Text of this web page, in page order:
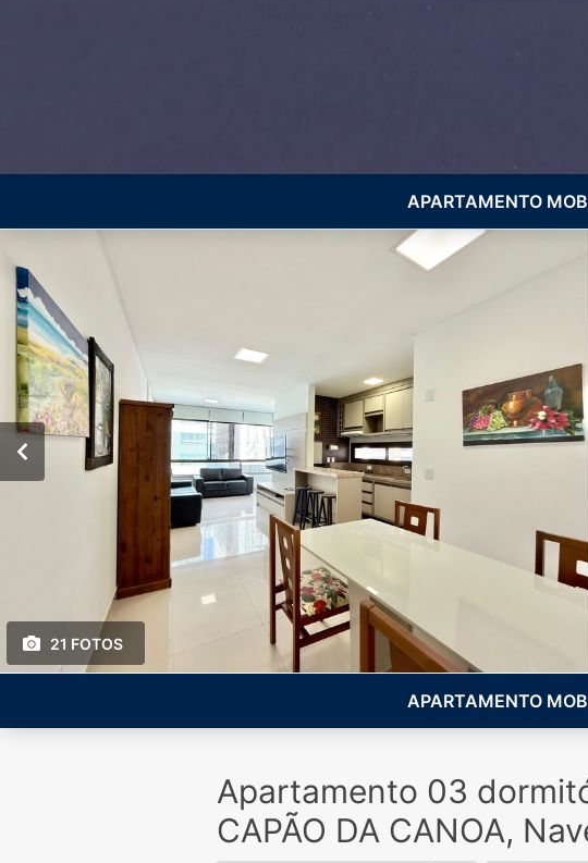
APARTAMENTO
21 FOTOS
APARTAMENTO
Apartamento 03
CAPÃO DA CANOA,